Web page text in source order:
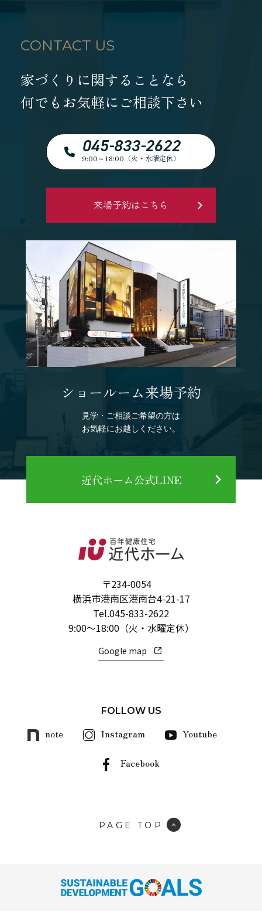
CONTACT US
家づくりに関することなら
何でもお気軽にご相談下さい
045-833-2622
9:00～18:00（火・水曜定休）
来場予約はこちら
ショールーム来場予約
見学・ご相談ご希望の方は
お気軽にお越しください。
近代ホーム公式LINE
〒234-0054
横浜市港南区港南台4-21-17
Tel.045-833-2622
9:00～18:00（火・水曜定休）
Google map
FOLLOW US
note Instagram Youtube
Facebook
PAGE TOP